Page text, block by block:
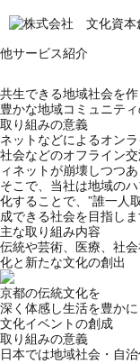
他サービス紹介
共生できる地域社会を
豊かな地域コミュニテ
取り組みの意義
ネットなどによるオン
社会などのオフライン
ィネットが崩壊しつつあ
そこで、当社は地域の
化することで、”誰一人
成できる社会を目指しま
主な取り組み内容
伝統や芸術、医療、社
化と新たな文化の創出
京都の伝統文化を
深く体感し生活を豊か
文化イベントの創成
取り組みの意義
日本では地域社会・自